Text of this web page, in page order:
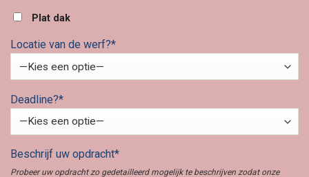
Plat dak
Locatie van de werf?*
Deadline?*
Beschrijf uw opdracht*
Probeer uw opdracht zo gedetailleerd mogelijk te beschrijven zodat onze